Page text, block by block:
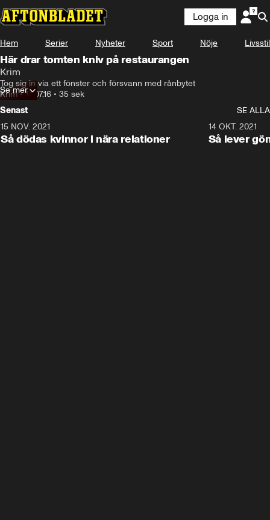
Logga in
Hem Serier Nyheter Sport Nöje Livsstil
Här drar tomten kniv på restaurangen
Krim
Tog sig in via ett fönster och försvann med rånbytet
Krim•14.07.16 • 35 sek
Se mer
Senast
SE ALLA
15 NOV. 2021
Så dödas kvinnor i nära relationer
14 OKT. 2021
Så lever